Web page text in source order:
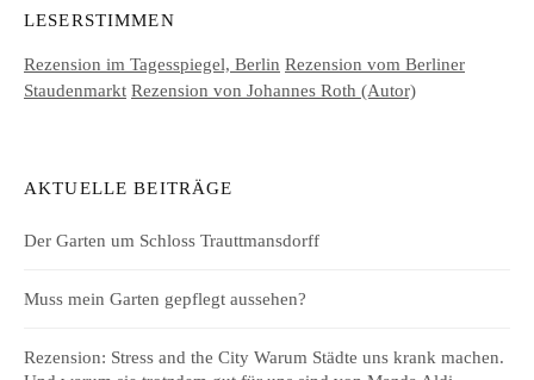
LESERSTIMMEN
Rezension im Tagesspiegel, Berlin Rezension vom Berliner
Staudenmarkt Rezension von Johannes Roth (Autor)
AKTUELLE BEITRÄGE
Der Garten um Schloss Trauttmansdorff
Muss mein Garten gepflegt aussehen?
Rezension: Stress and the City Warum Städte uns krank machen.